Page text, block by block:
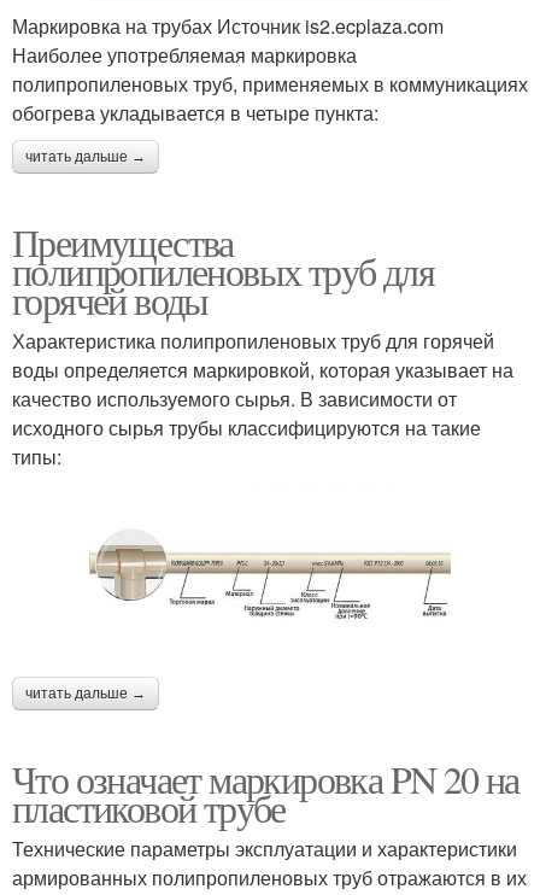
Маркировка на трубах Источник is2.ecplaza.com
Наиболее употребляемая маркировка
полипропиленовых труб, применяемых в коммуникациях
обогрева укладывается в четыре пункта:
читать дальше →
Преимущества
полипропиленовых труб для
горячей воды
Характеристика полипропиленовых труб для горячей
воды определяется маркировкой, которая указывает на
качество используемого сырья. В зависимости от
исходного сырья трубы классифицируются на такие
типы:
читать дальше →
Что означает маркировка PN 20 на
пластиковой трубе
Технические параметры эксплуатации и характеристики
армированных полипропиленовых труб отражаются в их